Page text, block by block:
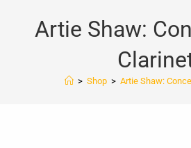
Artie Shaw:
> Shop > Artie Shaw: